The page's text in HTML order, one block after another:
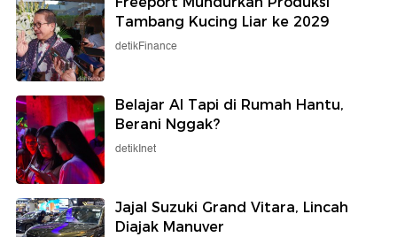
Tambang Kucing Liar ke 2029
detikFinance
Belajar AI Tapi di Rumah Hantu,
Berani Nggak?
detikInet
Jajal Suzuki Grand Vitara, Lincah
Diajak Manuver